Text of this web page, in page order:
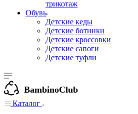
трикотаж
Обувь
Детские кеды
Детские ботинки
Детские кроссовки
Детские сапоги
Детские туфли
BambinoClub
Каталог